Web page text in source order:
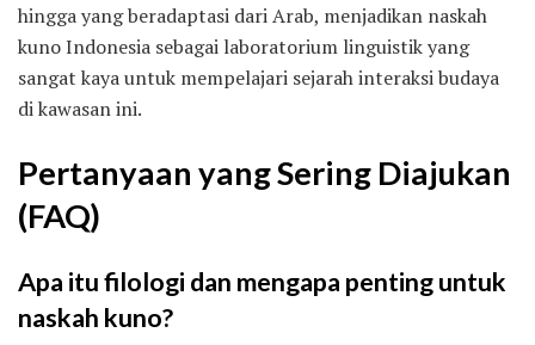
hingga yang beradaptasi dari Arab, menjadikan naskah
kuno Indonesia sebagai laboratorium linguistik yang
sangat kaya untuk mempelajari sejarah interaksi budaya
di kawasan ini.
Pertanyaan yang Sering Diajukan
(FAQ)
Apa itu filologi dan mengapa penting untuk
naskah kuno?